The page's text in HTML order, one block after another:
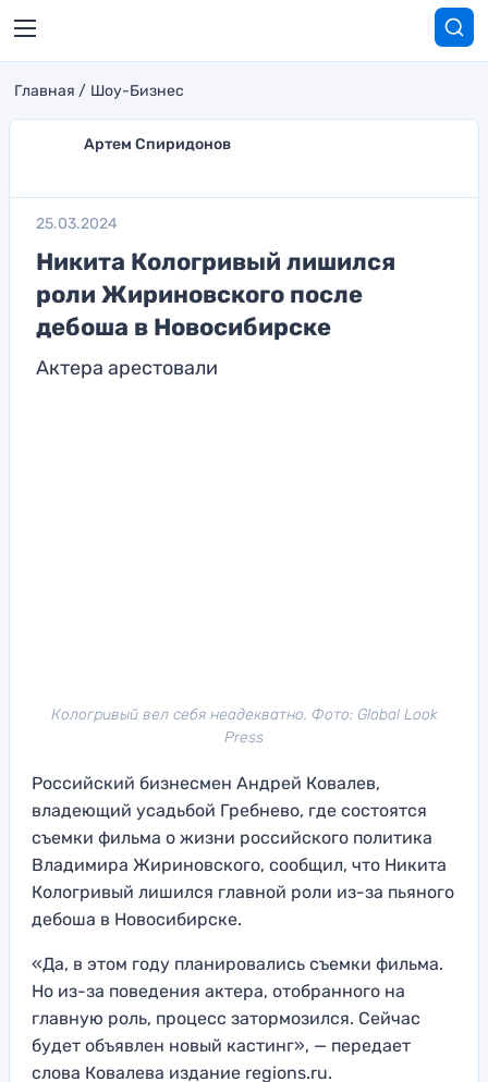
Главная Шоу-Бизнес
Артем Спиридонов
25.03.2024
Никита Кологривый лишился
роли Жириновского после
дебоша в Новосибирске
Актера арестовали
Кологривый вел себя неадекватно. Фото: Global Look
Press
Российский бизнесмен Андрей Ковалев,
владеющий усадьбой Гребнево, где состоятся
съемки фильма о жизни российского политика
Владимира Жириновского, сообщил, что Никита
Кологривый лишился главной роли из-за пьяного
дебоша в Новосибирске.
«Да, в этом году планировались съемки фильма.
Но из-за поведения актера, отобранного на
главную роль, процесс затормозился. Сейчас
будет объявлен новый кастинг», — передает
слова Ковалева издание regions.ru.